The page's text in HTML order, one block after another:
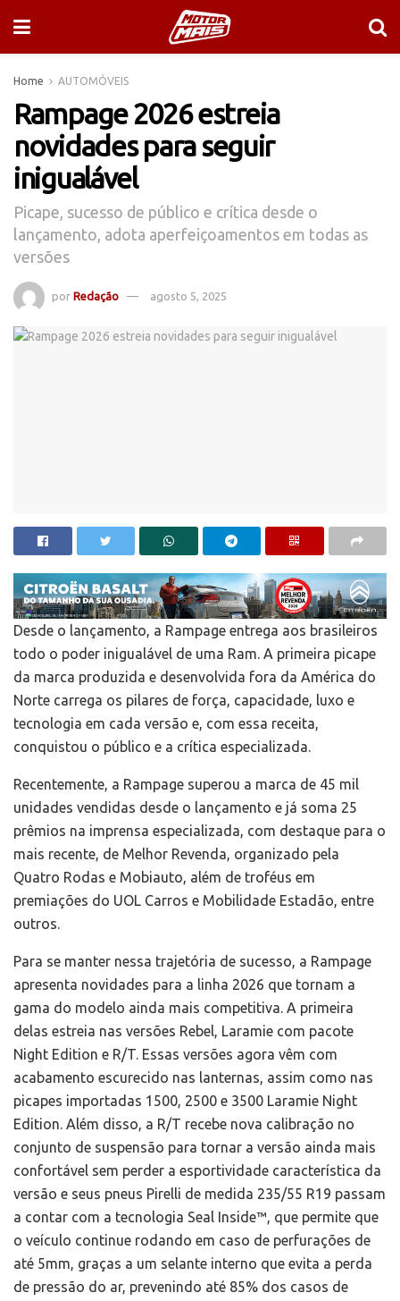
Home AUTOMÓVEIS
Rampage 2026 estreia
novidades para seguir
inigualável
Picape, sucesso de público e crítica desde o
lançamento, adota aperfeiçoamentos em todas as
versões
por Redação agosto 5, 2025
Desde o lançamento, a Rampage entrega aos brasileiros
todo o poder inigualável de uma Ram. A primeira picape
da marca produzida e desenvolvida fora da América do
Norte carrega os pilares de força, capacidade, luxo e
tecnologia em cada versão e, com essa receita,
conquistou o público e a crítica especializada.
Recentemente, a Rampage superou a marca de 45 mil
unidades vendidas desde o lançamento e já soma 25
prêmios na imprensa especializada, com destaque para o
mais recente, de Melhor Revenda, organizado pela
Quatro Rodas e Mobiauto, além de troféus em
premiações do UOL Carros e Mobilidade Estadão, entre
outros.
Para se manter nessa trajetória de sucesso, a Rampage
apresenta novidades para a linha 2026 que tornam a
gama do modelo ainda mais competitiva. A primeira
delas estreia nas versões Rebel, Laramie com pacote
Night Edition e R/T. Essas versões agora vêm com
acabamento escurecido nas lanternas, assim como nas
picapes importadas 1500, 2500 e 3500 Laramie Night
Edition. Além disso, a R/T recebe nova calibração no
conjunto de suspensão para tornar a versão ainda mais
confortável sem perder a esportividade característica da
versão e seus pneus Pirelli de medida 235/55 R19 passam
a contar com a tecnologia Seal Inside™, que permite que
o veículo continue rodando em caso de perfurações de
até 5mm, graças a um selante interno que evita a perda
de pressão do ar, prevenindo até 85% dos casos de